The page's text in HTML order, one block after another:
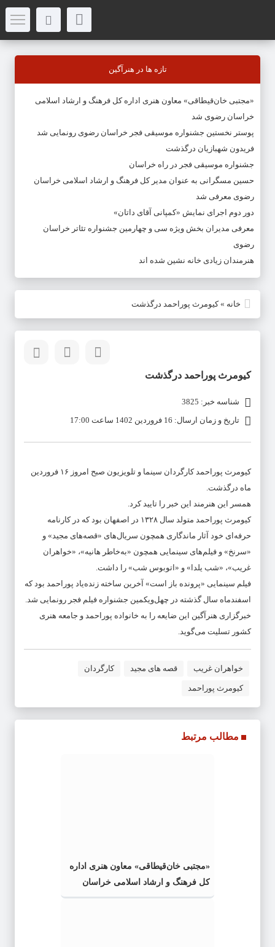
تازه ها در هنرآگین
«مجتبی خان‌قیطاقی» معاون هنری اداره کل فرهنگ و ارشاد اسلامی
خراسان رضوی شد
پوستر نخستین جشنواره موسیقی فجر خراسان رضوی رونمایی شد
فریدون شهبازیان درگذشت
جشنواره موسیقی فجر در راه خراسان
حسین مسگرانی به عنوان مدیر کل فرهنگ و ارشاد اسلامی خراسان
رضوی معرفی شد
دور دوم اجرای نمایش «کمپانی آقای داتان»
معرفی مدیران بخش ویژه سی و چهارمین جشنواره تئاتر خراسان
رضوی
هنرمندان زیادی خانه نشین شده اند
خانه »کیومرث پوراحمد درگذشت
کیومرث پوراحمد درگذشت
شناسه خبر: 3825
تاریخ و زمان ارسال: 16 فروردین 1402 ساعت 17:00
کیومرث پوراحمد کارگردان سینما و تلویزیون صبح امروز ۱۶ فروردین
ماه درگذشت‌.
همسر این هنرمند این خبر را تایید کرد.
کیومرث پوراحمد متولد سال ۱۳۲۸ در اصفهان بود که در کارنامه
حرفه‌ای خود آثار ماندگاری همچون سریال‌های «قصه‌های مجید» و
«سرنخ» و فیلم‌های سینمایی همچون «به‌خاطر هانیه»، «خواهران
غریب»، «شب یلدا» و «اتوبوس شب» را داشت.
فیلم سینمایی «پرونده باز است» آخرین ساخته زنده‌یاد پوراحمد بود که
اسفندماه سال گذشته در چهل‌ویکمین جشنواره فیلم فجر رونمایی شد.
خبرگزاری هنرآگین این ضایعه را به خانواده پوراحمد و جامعه هنری
کشور تسلیت می‌گوید.
خواهران غریب قصه های مجید کارگردان
کیومرث پوراحمد
مطالب مرتبط
«مجتبی خان‌قیطاقی» معاون هنری اداره
کل فرهنگ و ارشاد اسلامی خراسان
رضوی شد